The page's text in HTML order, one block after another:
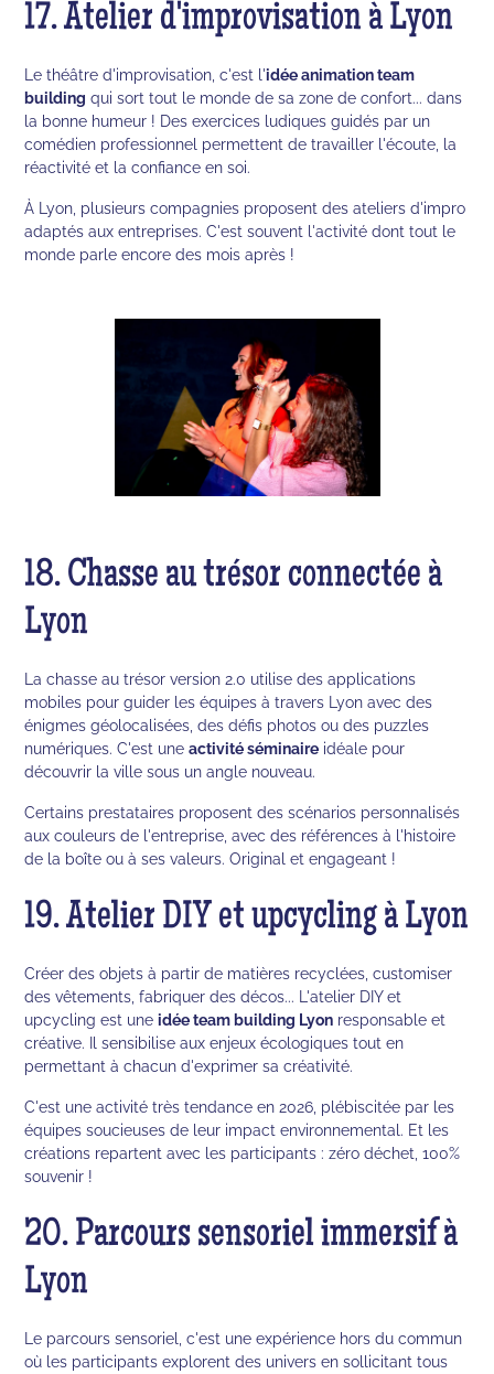
17. Atelier d'improvisation à Lyon
Le théâtre d'improvisation, c'est l'idée animation team
building qui sort tout le monde de sa zone de confort... dans
la bonne humeur ! Des exercices ludiques guidés par un
comédien professionnel permettent de travailler l'écoute, la
réactivité et la confiance en soi.
À Lyon, plusieurs compagnies proposent des ateliers d'impro
adaptés aux entreprises. C'est souvent l'activité dont tout le
monde parle encore des mois après !
18. Chasse au trésor connectée à
Lyon
La chasse au trésor version 2.0 utilise des applications
mobiles pour guider les équipes à travers Lyon avec des
énigmes géolocalisées, des défis photos ou des puzzles
numériques. C'est uneactivité séminaire idéale pour
découvrir la ville sous un angle nouveau.
Certains prestataires proposent des scénarios personnalisés
aux couleurs de l'entreprise, avec des références à l'histoire
de la boîte ou à ses valeurs. Original et engageant !
19. Atelier DIY et upcycling à Lyon
Créer des objets à partir de matières recyclées, customiser
des vêtements, fabriquer des décos... L'atelier DIY et
upcycling est uneidée team building Lyon responsable et
créative. Il sensibilise aux enjeux écologiques tout en
permettant à chacun d'exprimer sa créativité.
C'est une activité très tendance en 2026, plébiscitée par les
équipes soucieuses de leur impact environnemental. Et les
créations repartent avec les participants : zéro déchet, 100%
souvenir !
20. Parcours sensoriel immersif à
Lyon
Le parcours sensoriel, c'est une expérience hors du commun
où les participants explorent des univers en sollicitant tous